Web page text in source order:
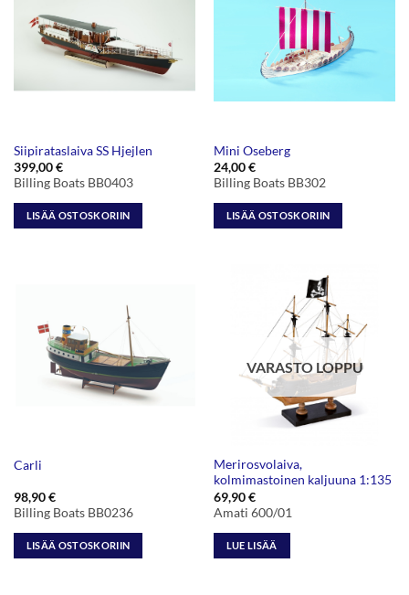
Siipirataslaiva SS Hjejlen
399,00€
Billing Boats BB0403
LISÄÄ OSTOSKORIIN
Mini Oseberg
24,00€
Billing Boats BB302
LISÄÄ OSTOSKORIIN
Carli
98,90€
Billing Boats BB0236
LISÄÄ OSTOSKORIIN
VARASTO LOPPU
Merirosvolaiva,
kolmimastoinen kaljuuna 1:135
69,90€
Amati 600/01
LUE LISÄÄ